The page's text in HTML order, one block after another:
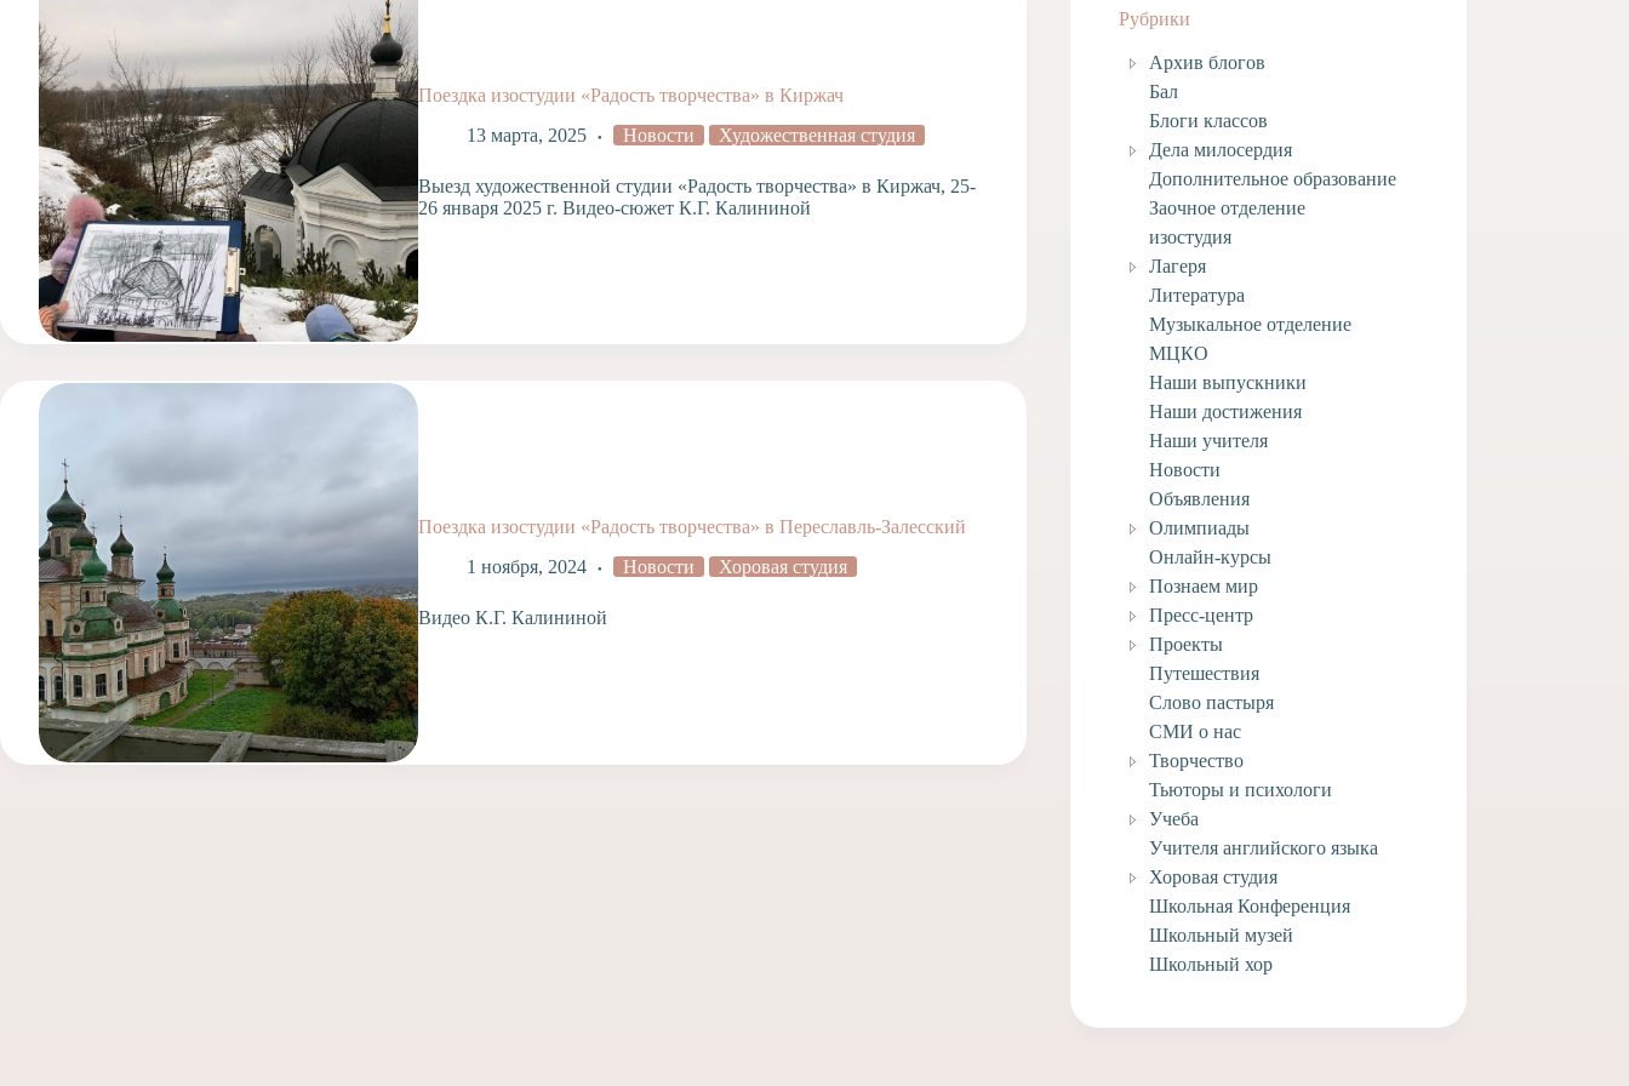
Творчество
Художественная
студия
Музыкальное
отделение
Психологическая
Служба
Тьюторская
служба
Поездка изостудии «Радость творчества» в Киржач
13 марта, 2025
Новости Художественная студия
Выезд художественной студии «Радость творчества» в Киржач, 25-
26 января 2025 г. Видео-сюжет К.Г. Калининой
Поездка изостудии «Радость творчества» в Переславль-Залесский
1 ноября, 2024
Новости Хоровая студия
Видео К.Г. Калининой
Рубрики
Архив блогов
Бал
Блоги классов
Дела милосердия
Дополнительное образование
Заочное отделение
изостудия
Лагеря
Литература
Музыкальное отделение
МЦКО
Наши выпускники
Наши достижения
Наши учителя
Новости
Объявления
Олимпиады
Онлайн-курсы
Познаем мир
Пресс-центр
Проекты
Путешествия
Слово пастыря
СМИ о нас
Творчество
Тьюторы и психологи
Учеба
Учителя английского языка
Хоровая студия
Школьная Конференция
Школьный музей
Школьный хор